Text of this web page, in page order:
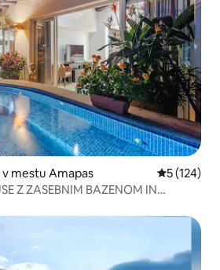
mestu Amapas Povprečna
5 (124)
Z ZASEBNIM BAZENOM IN